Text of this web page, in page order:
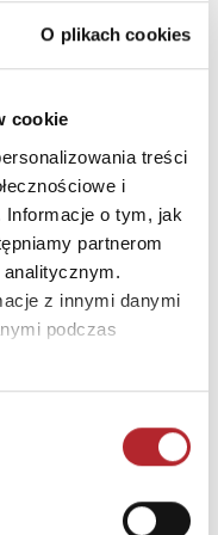
O plikach cookies
cookie
treści
i
o tym, jak
partnerom
z innymi danymi
podczas
zobacz więcej